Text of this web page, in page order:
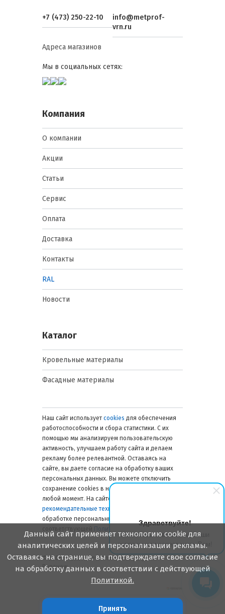
Здравствуйте!
Мы готовы ответить на Ваши
вопросы или перезвонить Вам!
+7 (473) 250-22-10
info@metprof-
vrn.ru
Адреса магазинов
Мы в социальных сетях:
Компания
О компании
Акции
Статьи
Сервис
Оплата
Доставка
Контакты
RAL
Новости
Каталог
Кровельные материалы
Фасадные материалы
Наш сайт использует cookies для обеспечения
работоспособности и сбора статистики. С их
помощью мы анализируем пользовательскую
активность, улучшаем работу сайта и делаем
рекламу более релевантной. Оставаясь на
сайте, вы даете согласие на обработку ваших
персональных данных. Вы можете отключить
сохранение cookies в настройках браузера в
любой момент. На сайте также применяются
рекомендательные технологии
обработке персональных данных — в
Политике
© 2006 — 2026. Металлинвест Профиль.
Воронеж
Данный сайт применяет технологию cookie для
аналитических целей и персонализации рекламы.
Оставаясь на странице, вы подтверждаете свое согласие
на обработку данных в соответствии с действующей
Политикой.
Принять